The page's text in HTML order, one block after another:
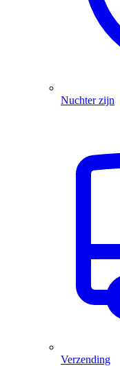
Nuchter zijn
Verzending